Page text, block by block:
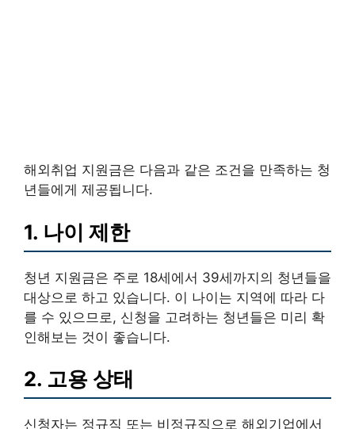
해외취업 지원금은 다음과 같은 조건을 만족하는 청
년들에게 제공됩니다.
1. 나이 제한
청년 지원금은 주로 18세에서 39세까지의 청년들을
대상으로 하고 있습니다. 이 나이는 지역에 따라 다
를 수 있으므로, 신청을 고려하는 청년들은 미리 확
인해보는 것이 좋습니다.
2. 고용 상태
신청자는 정규직 또는 비정규직으로 해외기업에서